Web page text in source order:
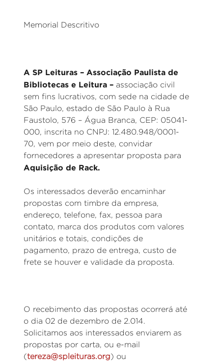
Memorial Descritivo
A SP Leituras – Associação Paulista de
Bibliotecas e Leitura – associação civil
sem fins lucrativos, com sede na cidade de
São Paulo, estado de São Paulo à Rua
Faustolo, 576 – Água Branca, CEP: 05041-
000, inscrita no CNPJ: 12.480.948/0001-
70, vem por meio deste, convidar
fornecedores a apresentar proposta para
Aquisição de Rack.
Os interessados deverão encaminhar
propostas com timbre da empresa,
endereço, telefone, fax, pessoa para
contato, marca dos produtos com valores
unitários e totais, condições de
pagamento, prazo de entrega, custo de
frete se houver e validade da proposta.
O recebimento das propostas ocorrerá até
o dia 02 de dezembro de 2.014.
Solicitamos aos interessados enviarem as
propostas por carta, ou e-mail
(tereza@spleituras.org) ou